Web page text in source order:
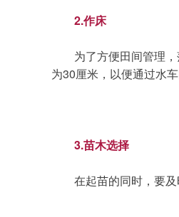
2.作床
为30厘米，以便通过水
3.苗木选择
在起苗的同时，要